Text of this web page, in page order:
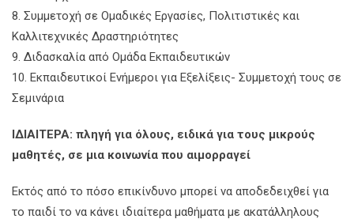
8. Συμμετοχή σε Ομαδικές Εργασίες, Πολιτιστικές και
Καλλιτεχνικές Δραστηριότητες
9. Διδασκαλία από Ομάδα Εκπαιδευτικών
10. Εκπαιδευτικοί Ενήμεροι για Εξελίξεις- Συμμετοχή τους σε
Σεμινάρια
ΙΔΙΑΙΤΕΡΑ: πληγή για όλους, ειδικά για τους μικρούς
μαθητές, σε μια κοινωνία που αιμορραγεί
Εκτός από το πόσο επικίνδυνο μπορεί να αποδεδειχθεί για
το παιδί το να κάνει ιδιαίτερα μαθήματα με ακατάλληλους